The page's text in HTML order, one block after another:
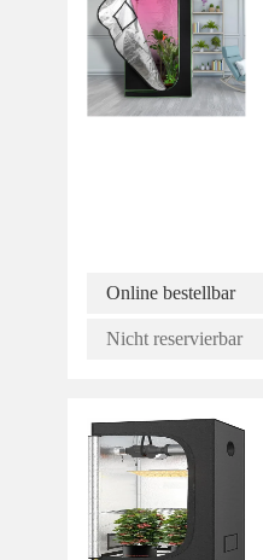
Online bestellbar
Nicht reservierbar